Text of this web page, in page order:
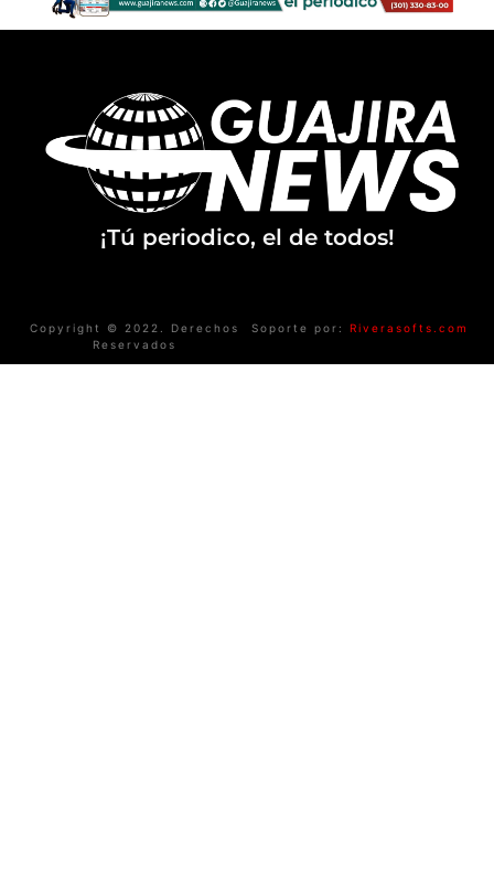
¡Tú periodico, el de todos!
Copyright © 2022. Derechos
Reservados
Soporte por: Riverasofts.com